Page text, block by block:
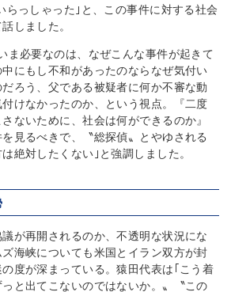
らっしゃった｣と、この事件に対する社会
しました。
ま必要なのは、なぜこんな事件が起きて
にもし不和があったのならなぜ気付い
ろう、父である被疑者に何か不審な動
けなかったのか、という視点。『二度
ないために、社会は何ができるのか』
見るべきで、〝総探偵〟とやゆされる
絶対したくない｣と強調しました。
が再開されるのか、不透明な状況にな
海峡についても米国とイラン双方が封
度が深まっている。猿田代表は｢こう着
と出てこないのではないか。〟〝この